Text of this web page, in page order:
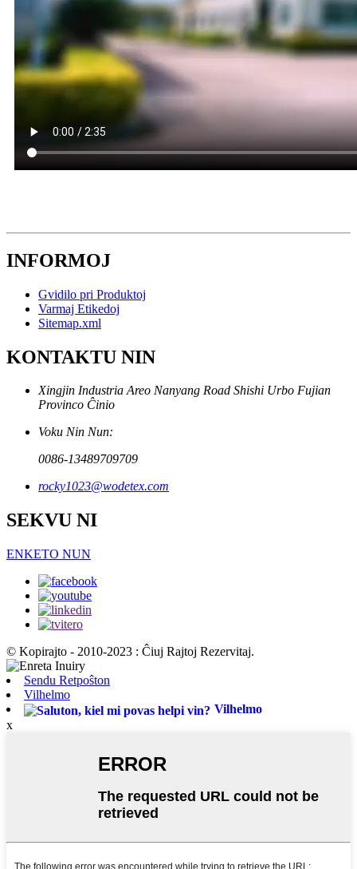
INFORMOJ
Gvidilo pri Produktoj
Varmaj Etikedoj
Sitemap.xml
KONTAKTU NIN
Xingjin Industria Areo Nanyang Road Shishi Urbo Fujian
Provinco Ĉinio
Voku Nin Nun:
0086-13489709709
rocky1023@wodetex.com
SEKVU NI
ENKETO NUN
© Kopirajto - 2010-2023 : Ĉiuj Rajtoj Rezervitaj.
Sendu Retpoŝton
Vilhelmo
Vilhelmo
x